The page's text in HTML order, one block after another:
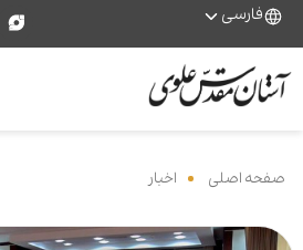
فارسی
صفحه اصلی اخبار